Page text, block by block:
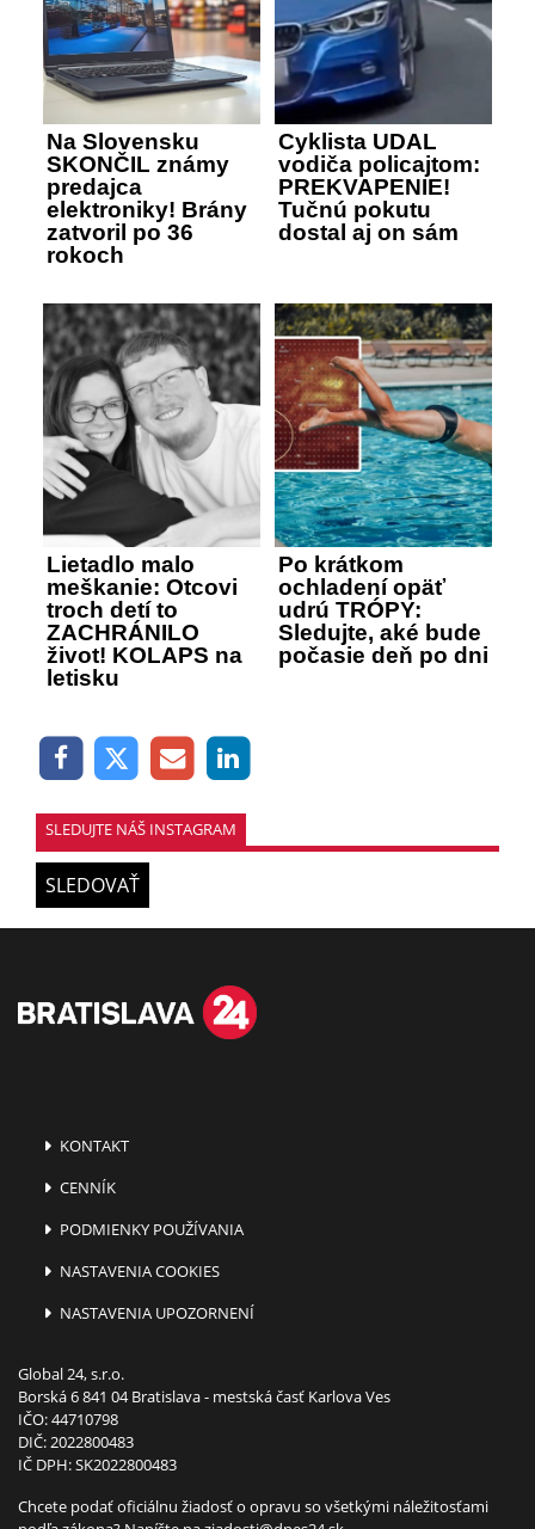
Na Slovensku
SKONČIL známy
predajca
elektroniky! Brány
zatvoril po 36
rokoch
Cyklista UDAL
vodiča policajtom:
PREKVAPENIE!
Tučnú pokutu
dostal aj on sám
Lietadlo malo
meškanie: Otcovi
troch detí to
ZACHRÁNILO
život! KOLAPS na
letisku
Po krátkom
ochladení opäť
udrú TRÓPY:
Sledujte, aké bude
počasie deň po dni
SLEDUJTE NÁŠ INSTAGRAM
SLEDOVAŤ
KONTAKT
CENNÍK
PODMIENKY POUŽÍVANIA
NASTAVENIA COOKIES
NASTAVENIA UPOZORNENÍ
Global 24, s.r.o.
Borská 6 841 04 Bratislava - mestská časť Karlova Ves
IČO: 44710798
DIČ: 2022800483
IČ DPH: SK2022800483
Chcete podať oficiálnu žiadosť o opravu so všetkými náležitosťami